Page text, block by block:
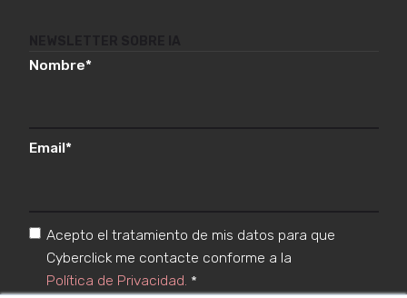
Nombre*
Email*
Acepto el tratamiento de mis datos para que
Cyberclick me contacte conforme a la
Política de Privacidad. *